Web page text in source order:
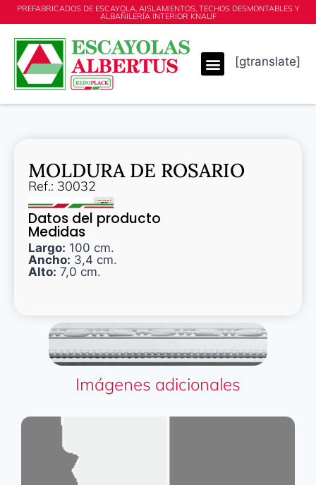
PREFABRICADOS DE ESCAYOLA, AISLAMIENTOS, TECHOS DESMONTABLES Y
ALBAÑILERÍA INTERIOR KNAUF
[gtranslate]
Imágenes adicionales
MOLDURA DE ROSARIO
Ref.: 30032
Datos del producto
Medidas
Largo: 100 cm.
Ancho: 3,4 cm.
Alto: 7,0 cm.